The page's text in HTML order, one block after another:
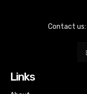
Contact us:
Links